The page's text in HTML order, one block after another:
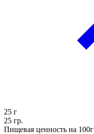
25 г
25 гр.
Пищевая ценность на 100г